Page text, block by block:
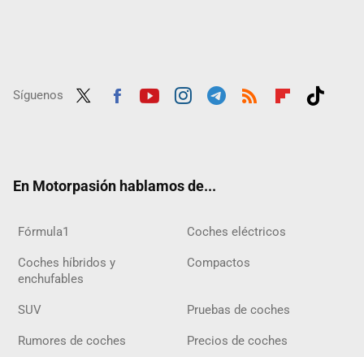
Síguenos
En Motorpasión hablamos de...
Fórmula1 Coches eléctricos
Coches híbridos y
enchufables
Compactos
SUV Pruebas de coches
Rumores de coches Precios de coches